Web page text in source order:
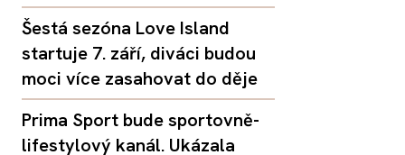
Šestá sezóna Love Island
startuje 7. září, diváci budou
moci více zasahovat do děje
Prima Sport bude sportovně-
lifestylový kanál. Ukázala